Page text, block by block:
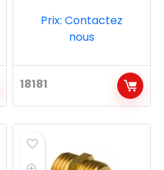
18181
Prix: Contactez
nous